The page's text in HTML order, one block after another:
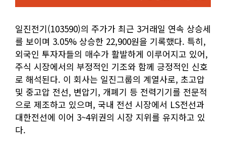
일진전기(103590)의 주가가 최근 3거래일 연속 상승세
를 보이며 3.05% 상승한 22,900원을 기록했다. 특히,
외국인 투자자들의 매수가 활발하게 이루어지고 있어,
주식 시장에서의 부정적인 기조와 함께 긍정적인 신호
로 해석된다. 이 회사는 일진그룹의 계열사로, 초고압
및 중고압 전선, 변압기, 개폐기 등 전력기기를 전문적
으로 제조하고 있으며, 국내 전선 시장에서 LS전선과
대한전선에 이어 3~4위권의 시장 지위를 유지하고 있
다.